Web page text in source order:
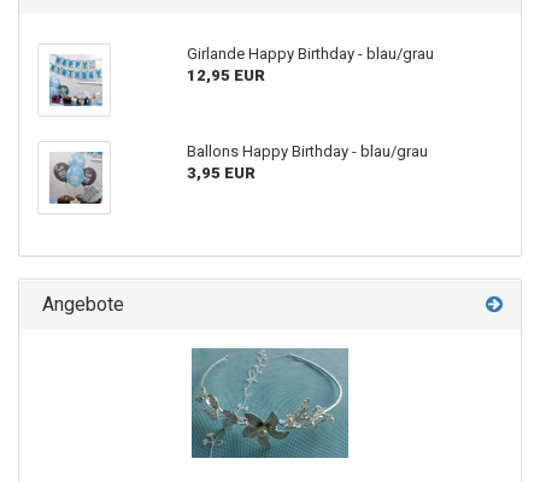
Girlande Happy Birthday - blau/grau
12,95 EUR
Ballons Happy Birthday - blau/grau
3,95 EUR
Angebote